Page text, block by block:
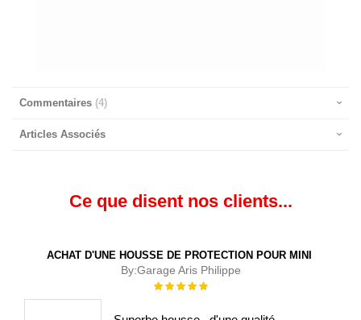
Commentaires 4
Articles Associés
Ce que disent nos clients...
ACHAT D'UNE HOUSSE DE PROTECTION POUR MINI
By:Garage Aris Philippe
Évaluation :